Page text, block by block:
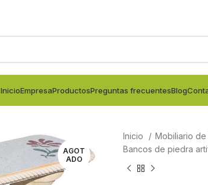
InicioEmpresaProductosPreguntas frecuentesBlog
AGOT
ADO
Inicio
Mobiliario
Bancos de piedra